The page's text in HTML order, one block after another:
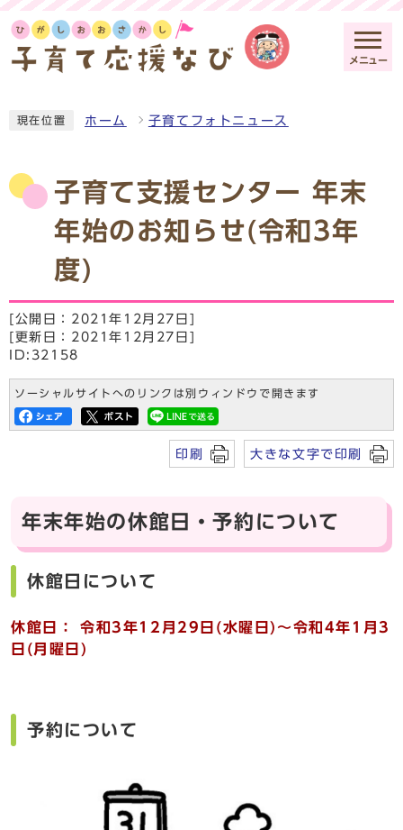
メニュー
現在位置 ホーム 子育てフォトニュース
子育て支援センター 年末
年始のお知らせ(令和3年
度)
[公開日：2021年12月27日]
[更新日：2021年12月27日]
ID:32158
ソーシャルサイトへのリンクは別ウィンドウで開きます
印刷 大きな文字で印刷
年末年始の休館日・予約について
休館日について
休館日： 令和3年12月29日(水曜日)～令和4年1月3
日(月曜日)
予約について